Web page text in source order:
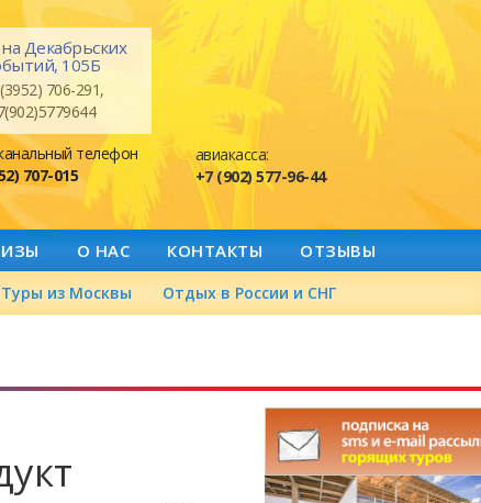
Декабрьских
105Б
706-291,
телефон
707-015
авиакасса:
+7 (902) 577-96-44
О НАС КОНТАКТЫ ОТЗЫВЫ
Туры из Москвы Отдых в России и СНГ